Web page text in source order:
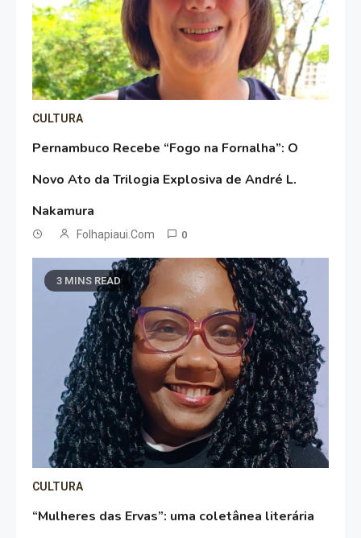
CULTURA
Pernambuco Recebe “Fogo na Fornalha”: O
Novo Ato da Trilogia Explosiva de André L.
Nakamura
Folhapiaui.com 0
3 MINS READ
CULTURA
“Mulheres das Ervas”: uma coletânea literária